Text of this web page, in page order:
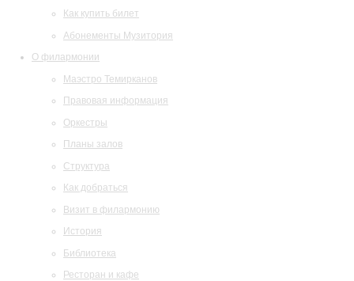
Как купить билет
Абонементы Музитория
О филармонии
Маэстро Темирканов
Правовая информация
Оркестры
Планы залов
Структура
Как добраться
Визит в филармонию
История
Библиотека
Ресторан и кафе